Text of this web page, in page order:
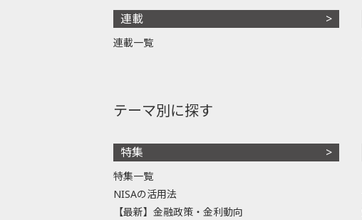
連載
連載一覧
テーマ別に探す
特集
特集一覧
NISAの活用法
【最新】金融政策・金利動向